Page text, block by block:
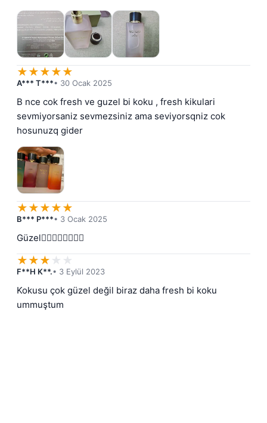
★★★★★
A*** T***• 30 Ocak 2025
B nce cok fresh ve guzel bi koku , fresh kikulari
sevmiyorsaniz sevmezsiniz ama seviyorsqniz cok
hosunuzq gider
★★★★★
B*** P***• 3 Ocak 2025
Güzel👍🏻👍🏻👍🏻👍🏻
★★★ ★ ★
F**H K**.• 3 Eylül 2023
Kokusu çok güzel değil biraz daha fresh bi koku
ummuştum